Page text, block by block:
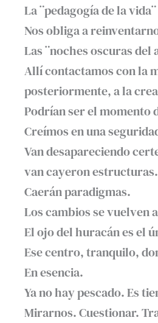
La ¨pedagogía de la
Nos obliga a
Las ¨noches oscuras
Allí contactamos con la
posteriormente, a la
Podrían ser el momento
Creímos en una
Van desapareciendo
van cayeron estructuras.
Caerán paradigmas.
Los cambios se vuelven
El ojo del huracán es el
Ese centro, tranquilo,
En esencia.
Ya no hay pescado. Es
Mirarnos. Cuestionar.